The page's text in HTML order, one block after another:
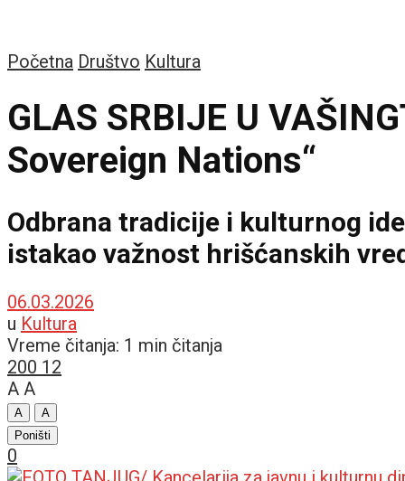
Početna Društvo Kultura
GLAS SRBIJE U
Sovereign Nations“
Odbrana tradicije i kulturnog
istakao važnost hrišćanskih
06.03.2026
u Kultura
Vreme čitanja: 1 min čitanja
200 12
A A
A
A
Poništi
0